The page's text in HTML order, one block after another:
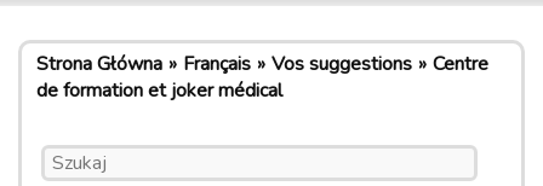
Strona Główna Français Vos suggestions
Centre
de formation et joker médical